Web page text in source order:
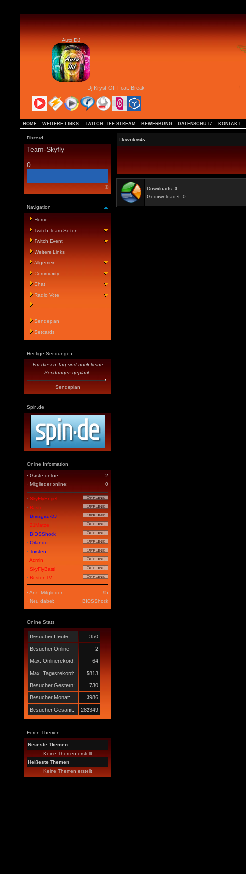
Auto DJ
Dj Kryst-Off Feat. Breaker - Out Of My Mind (Special D Remix)
HOME WEITERE LINKS TWITCH LIFE STREAM BEWERBUNG DATENSCHUTZ KONTAKT
Discord
Team-Skyfly
0
©
Navigation
Home
Twitch Team Seiten
Twitch Event
Weitere Links
Allgemein
Community
Chat
Radio Vote
Sendeplan
Setcards
Heutige Sendungen
Für diesen Tag sind noch keine
Sendungen geplant.
Sendeplan
Spin.de
Online Information
· Gäste online:
2
· Mitglieder online:
0
·SkyFlyEngel
·Basti
·Breisgau-DJ
· 21Matze
·BIOSShock
·Orlando
·Torsten
·Admin
·SkyFlyBasti
· BostenTV
· Anz. Mitglieder:
95
· Neu dabei:
BIOSShock
Online Stats
Besucher Heute: 350
Besucher Online: 2
Max. Onlinerekord: 64
Max. Tagesrekord: 5813
Besucher Gestern: 730
Besucher Monat: 3986
Besucher Gesamt: 282349
Foren Themen
Neueste Themen
Keine Themen erstellt
Heißeste Themen
Keine Themen erstellt
Downloads
Downloads: 0
Gedownloadet: 0